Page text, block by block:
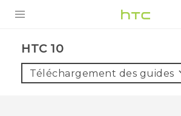
VIVE
HTC 10‎
Téléchargement des guides